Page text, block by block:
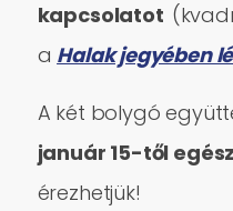
kapcsolatot
a Halak jegyében
A két bolygó
január 15-től
érezhetjük!